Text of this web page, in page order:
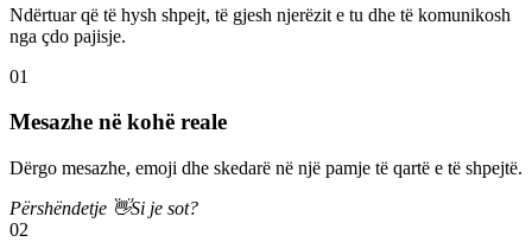
Ndërtuar që të hysh shpejt, të gjesh njerëzit e tu dhe të komunikosh
nga çdo pajisje.
01
Mesazhe në kohë reale
Dërgo mesazhe, emoji dhe skedarë në një pamje të qartë e të shpejtë.
Përshëndetje 👋Si je sot?
02